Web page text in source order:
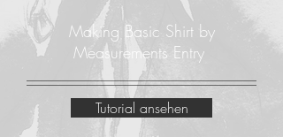
Making Basic Shirt by
Measurements Entry
Tutorial ansehen